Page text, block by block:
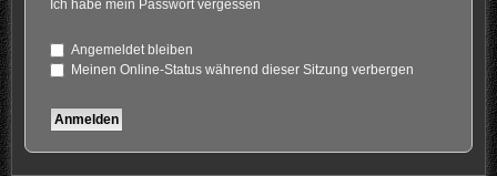
Ich habe mein Passwort vergessen
Angemeldet bleiben
Meinen Online-Status während dieser Sitzung verbergen